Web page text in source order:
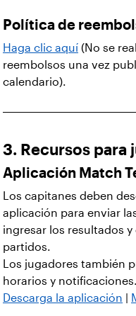
Política de
Haga clic aquí (No se
reembolsos una vez
calendario).
3. Recursos para
Aplicación Match
Los capitanes deben
aplicación para enviar
ingresar los resultados
partidos.
Los jugadores también
horarios y notificaciones.
Descarga la aplicación